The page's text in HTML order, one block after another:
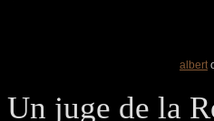
albert
Un juge de la